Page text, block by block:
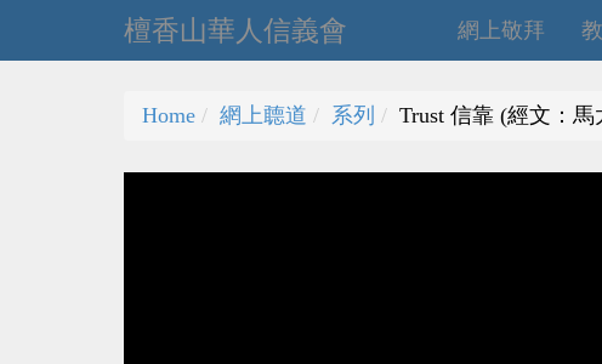
檀香山華人信義會 網上敬拜
Home 網上聼道 系列 Trust 信靠 (經文：馬